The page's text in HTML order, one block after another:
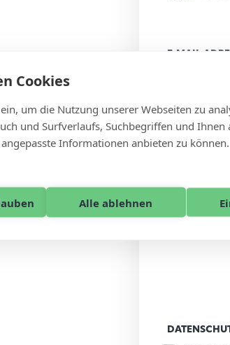
Cookies
um die Nutzung unserer Webseiten zu
und Surfverlaufs, Suchbegriffen und Ihnen
Informationen anbieten zu können.
Alle ablehnen
E-MAIL
NACHRICHT